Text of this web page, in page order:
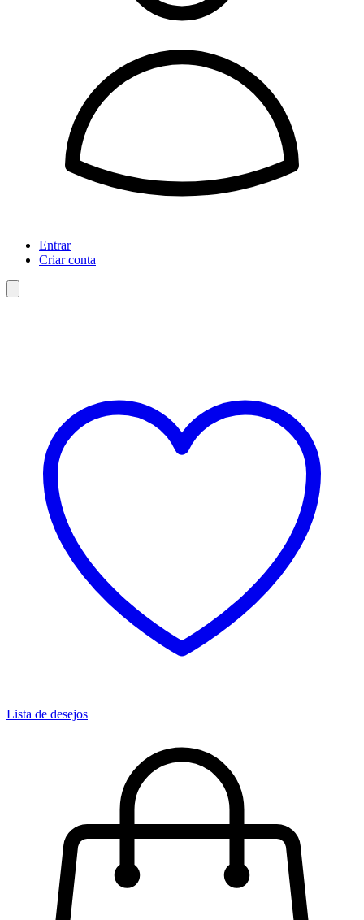
Entrar
Criar conta
Lista de desejos